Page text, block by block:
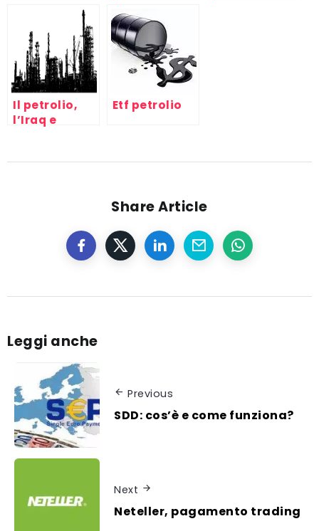
Il petrolio,
l’Iraq e
petrolio
Etf petrolio
Share Article
Leggi anche
Previous
SDD: cos’è e come funziona?
Next
Neteller, pagamento trading